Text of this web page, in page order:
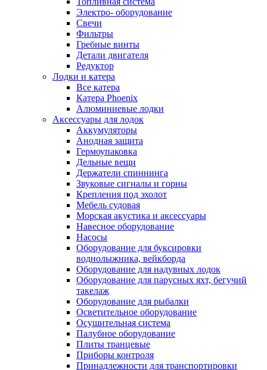
Электро- оборудование
Свечи
Фильтры
Гребные винты
Детали двигателя
Редуктор
Лодки и катера
Все катера
Катера Phoenix
Алюминиевые лодки
Аксессуары для лодок
Аккумуляторы
Анодная защита
Гермоупаковка
Дельные вещи
Держатели спиннинга
Звуковые сигналы и горны
Крепления под эхолот
Мебель судовая
Морская акустика и аксессуары
Навесное оборудование
Насосы
Оборудование для буксировки
воднолыжника, вейкборда
Оборудование для надувных лодок
Оборудование для парусных яхт, бегучий
такелаж
Оборудование для рыбалки
Осветительное оборудование
Осушительная система
Палубное оборудование
Плиты транцевые
Приборы контроля
Принадлежности для транспортировки